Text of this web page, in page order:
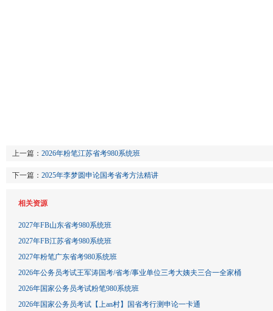
上一篇： 2026年粉笔江苏省考980系统班
下一篇： 2025年李梦圆申论国考省考方法精讲
相关资源
2027年FB山东省考980系统班
2027年FB江苏省考980系统班
2027年粉笔广东省考980系统班
2026年公务员考试王军涛国考/省考/事业单位三考大姨夫三合一全家桶
2026年国家公务员考试粉笔980系统班
2026年国家公务员考试【上an村】国省考行测申论一卡通